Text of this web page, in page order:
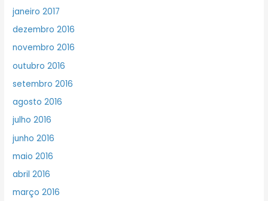
janeiro 2017
dezembro 2016
novembro 2016
outubro 2016
setembro 2016
agosto 2016
julho 2016
junho 2016
maio 2016
abril 2016
março 2016